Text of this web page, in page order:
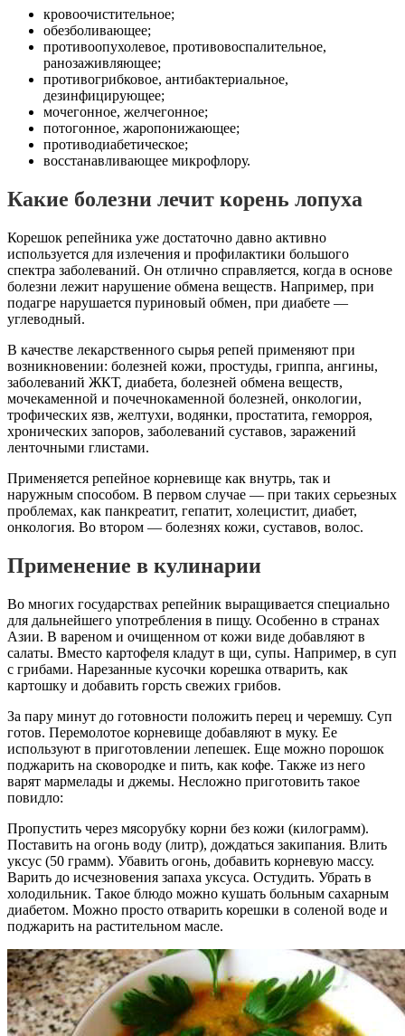
кровоочистительное;
обезболивающее;
противоопухолевое, противовоспалительное,
ранозаживляющее;
противогрибковое, антибактериальное,
дезинфицирующее;
мочегонное, желчегонное;
потогонное, жаропонижающее;
противодиабетическое;
восстанавливающее микрофлору.
Какие болезни лечит корень лопуха
Корешок репейника уже достаточно давно активно
используется для излечения и профилактики большого
спектра заболеваний. Он отлично справляется, когда в основе
болезни лежит нарушение обмена веществ. Например, при
подагре нарушается пуриновый обмен, при диабете —
углеводный.
В качестве лекарственного сырья репей применяют при
возникновении: болезней кожи, простуды, гриппа, ангины,
заболеваний ЖКТ, диабета, болезней обмена веществ,
мочекаменной и почечнокаменной болезней, онкологии,
трофических язв, желтухи, водянки, простатита, геморроя,
хронических запоров, заболеваний суставов, заражений
ленточными глистами.
Применяется репейное корневище как внутрь, так и
наружным способом. В первом случае — при таких серьезных
проблемах, как панкреатит, гепатит, холецистит, диабет,
онкология. Во втором — болезнях кожи, суставов, волос.
Применение в кулинарии
Во многих государствах репейник выращивается специально
для дальнейшего употребления в пищу. Особенно в странах
Азии. В вареном и очищенном от кожи виде добавляют в
салаты. Вместо картофеля кладут в щи, супы. Например, в суп
с грибами. Нарезанные кусочки корешка отварить, как
картошку и добавить горсть свежих грибов.
За пару минут до готовности положить перец и черемшу. Суп
готов. Перемолотое корневище добавляют в муку. Ее
используют в приготовлении лепешек. Еще можно порошок
поджарить на сковородке и пить, как кофе. Также из него
варят мармелады и джемы. Несложно приготовить такое
повидло:
Пропустить через мясорубку корни без кожи (килограмм).
Поставить на огонь воду (литр), дождаться закипания. Влить
уксус (50 грамм). Убавить огонь, добавить корневую массу.
Варить до исчезновения запаха уксуса. Остудить. Убрать в
холодильник. Такое блюдо можно кушать больным сахарным
диабетом. Можно просто отварить корешки в соленой воде и
поджарить на растительном масле.